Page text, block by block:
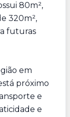
80m²,
320m²,
futuras
em
próximo
e
e